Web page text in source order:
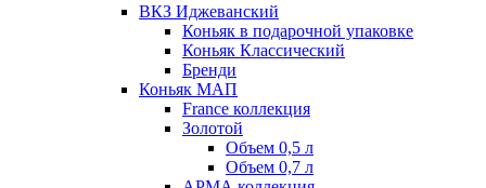
ВКЗ Иджеванский
Коньяк в подарочной упаковке
Коньяк Классический
Бренди
Коньяк МАП
France коллекция
Золотой
Объем 0,5 л
Объем 0,7 л